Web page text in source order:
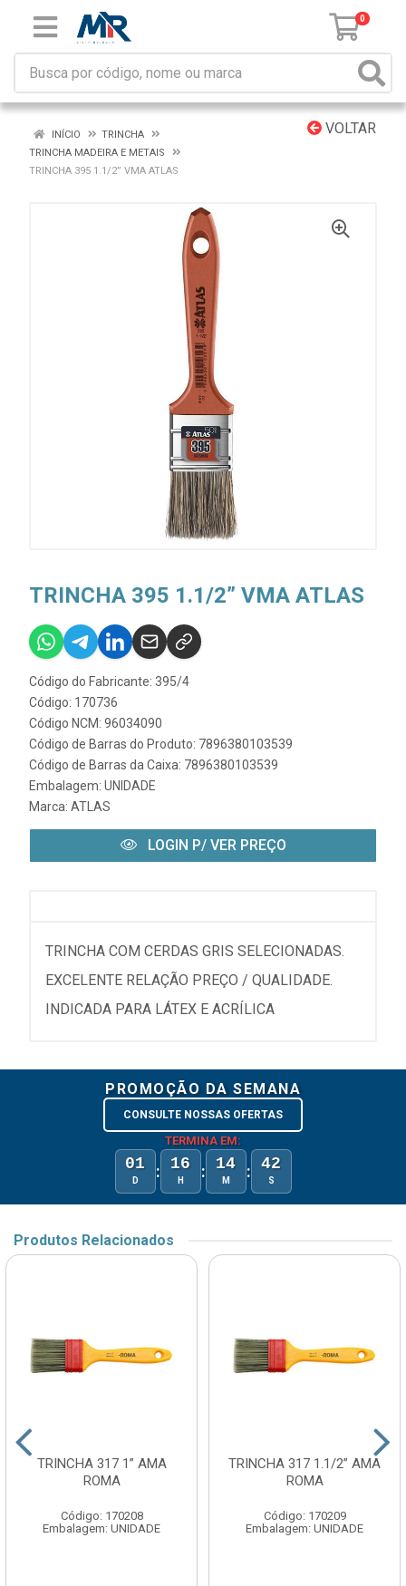
0
VOLTAR
INÍCIO
TRINCHA
TRINCHA MADEIRA E METAIS
TRINCHA 395 1.1/2” VMA ATLAS
TRINCHA 395 1.1/2” VMA ATLAS
Código do Fabricante: 395/4
Código: 170736
Código NCM: 96034090
Código de Barras do Produto: 7896380103539
Código de Barras da Caixa: 7896380103539
Embalagem: UNIDADE
Marca: ATLAS
LOGIN P/ VER PREÇO
TRINCHA COM CERDAS GRIS SELECIONADAS.
EXCELENTE RELAÇÃO PREÇO / QUALIDADE.
INDICADA PARA LÁTEX E ACRÍLICA
PROMOÇÃO DA SEMANA
CONSULTE NOSSAS OFERTAS
TERMINA EM:
01
D : 16
H : 14
M : 42
S
Produtos Relacionados
TRINCHA 317 1” AMA
ROMA
Código: 170208
Embalagem: UNIDADE
TRINCHA 317 1.1/2” AMA
ROMA
Código: 170209
Embalagem: UNIDADE